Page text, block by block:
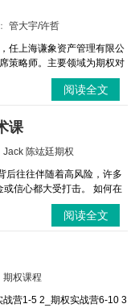
管大宇/许哲
任上海谦象资产管理有限公
策略师。主要领域为期权对
阅读全文
课
Jack 陈竑廷期权
后往往伴随着高风险，许多
信心都大受打击。 如何在
阅读全文
期权课程
营1-5 2_期权实战营6-10 3